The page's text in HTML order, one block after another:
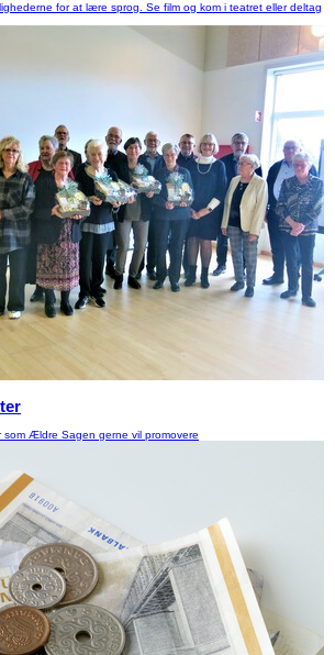
for at lære sprog. Se film og kom i teatret eller deltag
som Ældre Sagen gerne vil promovere